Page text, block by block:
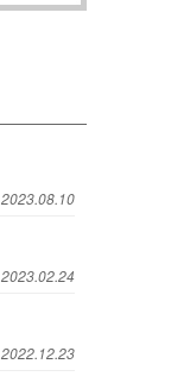
2023.08.10
2023.02.24
2022.12.23